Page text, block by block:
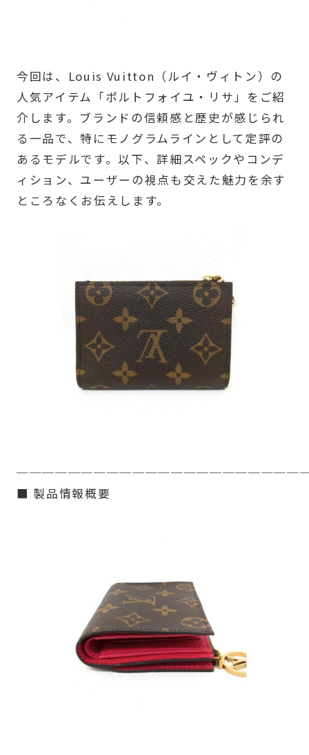
今回は、Louis Vuitton（ルイ・ヴィトン）の
人気アイテム「ポルトフォイユ・リサ」をご紹
介します。ブランドの信頼感と歴史が感じられ
る一品で、特にモノグラムラインとして定評の
あるモデルです。以下、詳細スペックやコンデ
ィション、ユーザーの視点も交えた魅力を余す
ところなくお伝えします。
■ 製品情報概要